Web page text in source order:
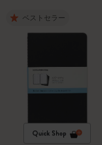
ベストセラー
Quick Shop